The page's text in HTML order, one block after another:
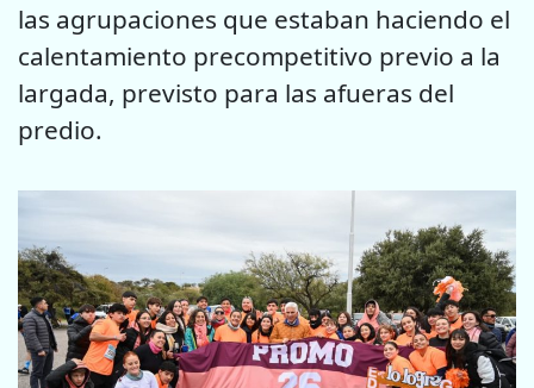
las agrupaciones que estaban haciendo el
calentamiento precompetitivo previo a la
largada, previsto para las afueras del
predio.